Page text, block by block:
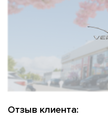
Отзыв клиента: